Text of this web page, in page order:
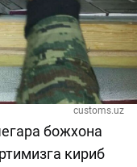
customs.uz
божхона
кириб